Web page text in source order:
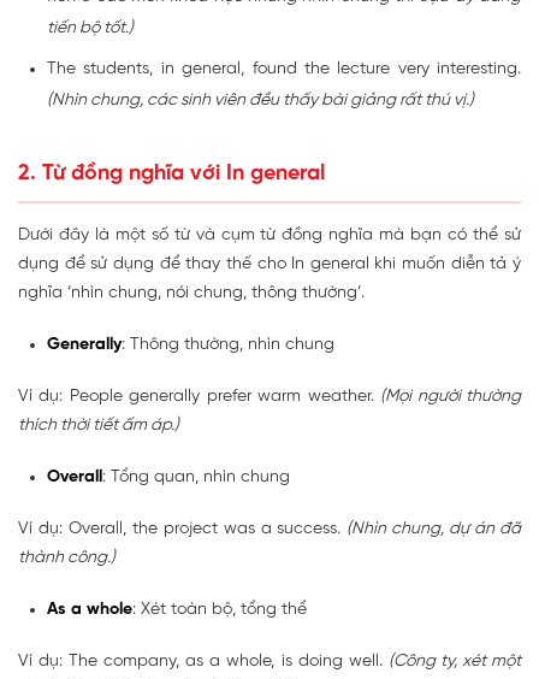
tiến bộ tốt.)
The students, in general, found the lecture very interesting.
(Nhìn chung, các sinh viên đều thấy bài giảng rất thú vị.)
2. Từ đồng nghĩa với In general
Dưới đây là một số từ và cụm từ đồng nghĩa mà bạn có thể sử
dụng để sử dụng để thay thế cho In general khi muốn diễn tả ý
nghĩa ‘nhìn chung, nói chung, thông thường’.
Generally: Thông thường, nhìn chung
Ví dụ: People generally prefer warm weather. (Mọi người thường
thích thời tiết ấm áp.)
Overall : Tổng quan, nhìn chung
Ví dụ: Overall, the project was a success. (Nhìn chung, dự án đã
thành công.)
As a whole: Xét toàn bộ, tổng thể
Ví dụ: The company, as a whole, is doing well. (Công ty, xét một